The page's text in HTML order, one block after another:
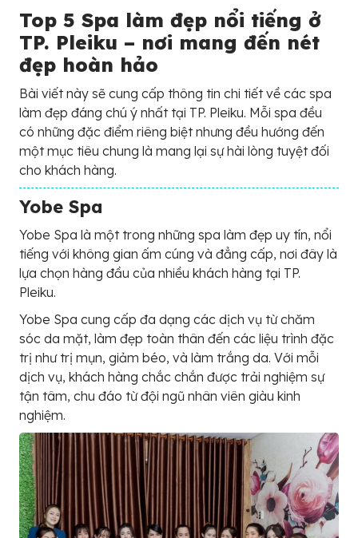
Top 5 Spa làm đẹp nổi tiếng ở
TP. Pleiku – nơi mang đến nét
đẹp hoàn hảo
Bài viết này sẽ cung cấp thông tin chi tiết về các spa
làm đẹp đáng chú ý nhất tại TP. Pleiku. Mỗi spa đều
có những đặc điểm riêng biệt nhưng đều hướng đến
một mục tiêu chung là mang lại sự hài lòng tuyệt đối
cho khách hàng.
Yobe Spa
Yobe Spa là một trong những spa làm đẹp uy tín, nổi
tiếng với không gian ấm cúng và đẳng cấp, nơi đây là
lựa chọn hàng đầu của nhiều khách hàng tại TP.
Pleiku.
Yobe Spa cung cấp đa dạng các dịch vụ từ chăm
sóc da mặt, làm đẹp toàn thân đến các liệu trình đặc
trị như trị mụn, giảm béo, và làm trắng da. Với mỗi
dịch vụ, khách hàng chắc chắn được trải nghiệm sự
tận tâm, chu đáo từ đội ngũ nhân viên giàu kinh
nghiệm.